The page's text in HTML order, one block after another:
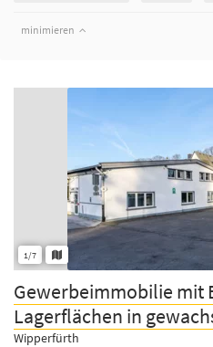
minimieren
1/7
Gewerbeimmobilie mit
Lagerflächen in
Wipperfürth